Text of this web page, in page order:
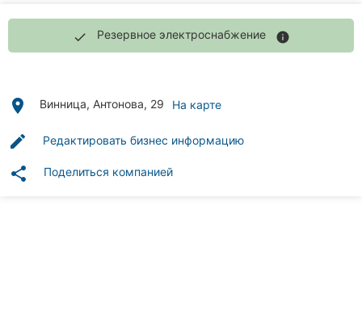
Рестораныdone Резервное электроснабжение info
place Винница, Антонова, 29 На карте
edit Редактировать бизнес информацию
share Поделиться компанией